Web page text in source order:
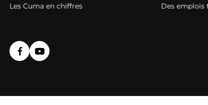
Les Cuma en chiffres
Des emplois